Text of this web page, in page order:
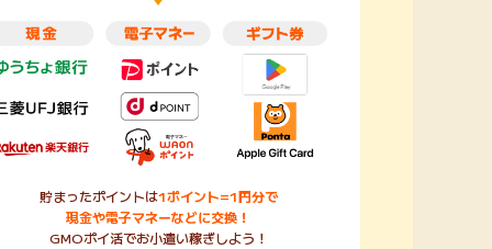
貯まったポイントは1ポイント=1円分で
現金や電子マネーなどに交換！
GMOポイ活でお小遣い稼ぎしよう！